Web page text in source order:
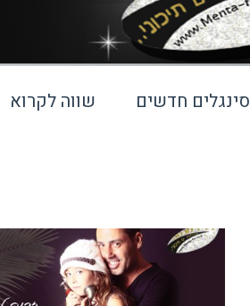
סינגלים חדשים שווה לקרוא